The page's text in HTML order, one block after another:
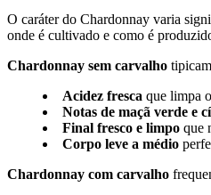
O caráter do Chardonnay varia
onde é cultivado e como é
Chardonnay sem carvalho
Acidez fresca que limpa
Notas de maçã verde e
Final fresco e limpo que
Corpo leve a médio
Chardonnay com carvalho